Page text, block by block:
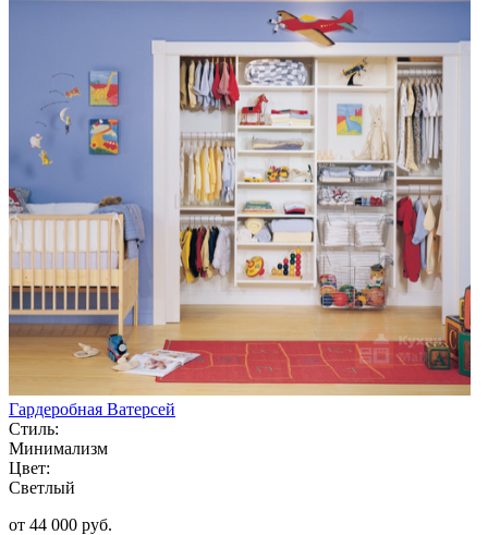
Гардеробная Ватерсей
Стиль:
Минимализм
Цвет:
Светлый
от 44 000 руб.